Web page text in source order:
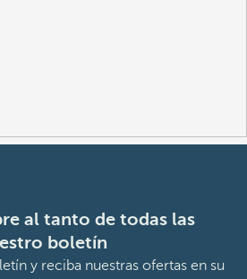
al tanto de todas las
boletín
y reciba nuestras ofertas en su